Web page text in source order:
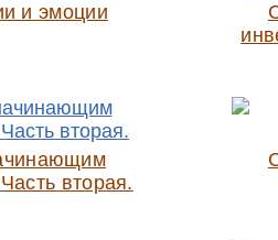
и эмоции
вторая.